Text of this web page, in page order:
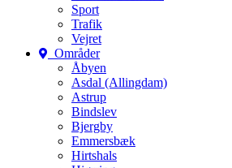
Sport
Trafik
Vejret
Områder
Åbyen
Asdal (Allingdam)
Astrup
Bindslev
Bjergby
Emmersbæk
Hirtshals